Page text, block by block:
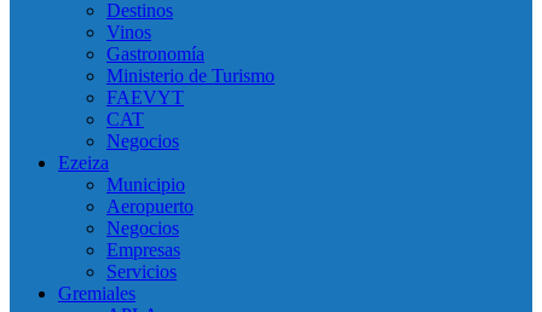
Destinos
Vinos
Gastronomía
Ministerio de Turismo
FAEVYT
CAT
Negocios
Ezeiza
Municipio
Aeropuerto
Negocios
Empresas
Servicios
Gremiales